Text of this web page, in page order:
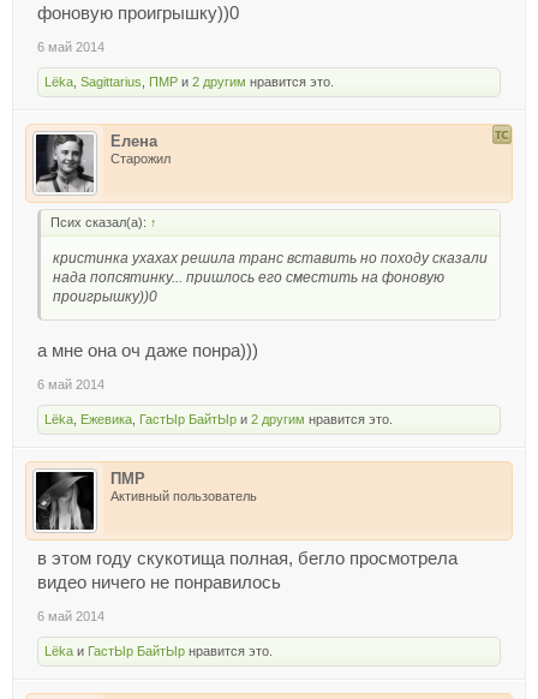
фоновую проигрышку))0
6 май 2014
Lёka Sagittarius ПМР и 2 другим нравится это.
Елена
Старожил
Псих сказал(а): ↑
кристинка ухахах решила транс вставить но походу сказали
нада попсятинку... пришлось его сместить на фоновую
проигрышку))0
а мне она оч даже понра)))
6 май 2014
Lёka Ежевика ГастЫр БайтЫр и 2 другим нравится это.
ПМР
Активный пользователь
в этом году скукотища полная, бегло просмотрела
видео ничего не понравилось
6 май 2014
Lёka и ГастЫр БайтЫр нравится это.